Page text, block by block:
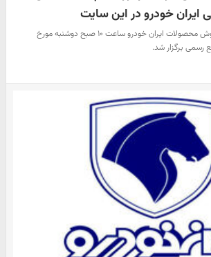
ایران خودرو در این سایت
قرعه کشی طرح جدید فروش محصولات ایران خودرو ساعت ۱۰ صبح دوشنبه مورخ